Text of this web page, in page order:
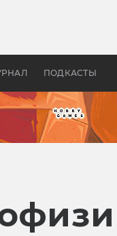
ПОДКАСТЫ
колец»